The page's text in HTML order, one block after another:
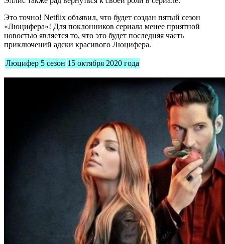
Это точно! Netflix объявил, что будет создан пятый сезон
«Люцифера»! Для поклонников сериала менее приятной
новостью является то, что это будет последняя часть
приключений адски красивого Люцифера.
Люцифер 5 сезон 15 октября 2020 года